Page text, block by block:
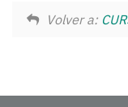
Volver a: